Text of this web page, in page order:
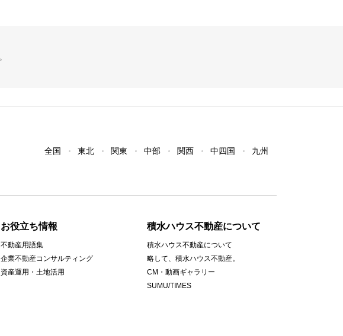
全国 東北 関東 中部 関西 中四国 九州
お役立ち情報
不動産用語集
企業不動産コンサルティング
資産運用・土地活用
積水ハウス不動産について
積水ハウス不動産について
略して、積水ハウス不動産。
CM・動画ギャラリー
SUMU/TIMES